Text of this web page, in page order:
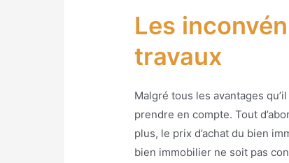
Les
travaux
Malgré tous les avantages
prendre en compte. Tout
plus, le prix d’achat du bien
bien immobilier ne soit pas